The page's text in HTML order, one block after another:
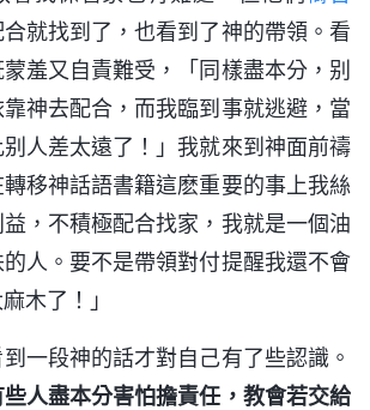
就找到了，也看到了神的帶領。看
羞又自責難受，「同樣盡本分，别
神去配合，而我臨到事就逃避，當
人差太遠了！」我就來到神面前禱
移神話語書籍這麽重要的事上我絲
，不積極配合找家，我就是一個油
人。要不是帶領對付提醒我還不會
木了！」
一段神的話才對自己有了些認識。
些人盡本分害怕擔責任，教會若交給